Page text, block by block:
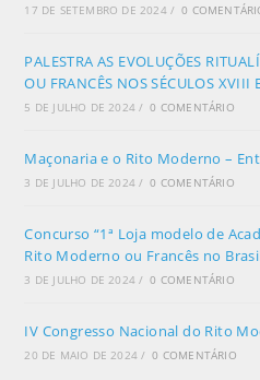
17 DE SETEMBRO DE 2024 / 0
PALESTRA AS EVOLUÇÕES
OU FRANCÊS NOS SÉCULOS XVIII
5 DE JULHO DE 2024 / 0 COMENTÁRIO
Maçonaria e o Rito Moderno –
3 DE JULHO DE 2024 / 0 COMENTÁRIO
Concurso “1ª Loja modelo de
Rito Moderno ou Francês no
3 DE JULHO DE 2024 / 0 COMENTÁRIO
IV Congresso Nacional do Rito
20 DE MAIO DE 2024 / 0 COMENTÁRIO